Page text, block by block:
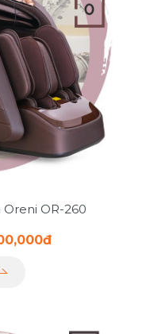
OR-260